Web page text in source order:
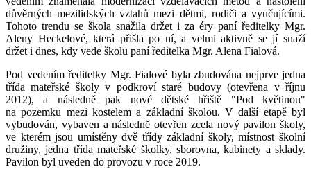
důvěrných mezilidských vztahů mezi dětmi, rodiči a vyučujícími.
Tohoto trendu se škola snažila držet i za éry paní ředitelky Mgr.
Aleny Heckelové, která přišla po ní, a velmi aktivně se jí snaží
držet i dnes, kdy vede školu paní ředitelka Mgr. Alena Fialová.
Pod vedením ředitelky Mgr. Fialové byla zbudována nejprve jedna
třída mateřské školy v podkroví staré budovy (otevřena v říjnu
2012), a následně pak nové dětské hřiště "Pod květinou"
na pozemku mezi kostelem a základní školou. V další etapě byl
vybudován, vybaven a následně otevřen zcela nový pavilon školy,
ve kterém jsou umístěny dvě třídy základní školy, místnost školní
družiny, jedna třída mateřské školky, sborovna, kabinety a sklady.
Pavilon byl uveden do provozu v roce 2019.